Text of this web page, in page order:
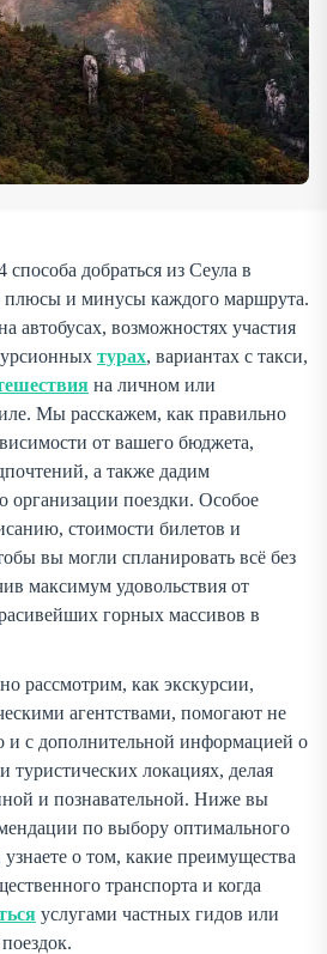
добраться из Сеула в
плюсы и минусы каждого маршрута.
автобусах, возможностях участия
турах, вариантах с такси,
на личном или
Мы расскажем, как правильно
от вашего бюджета,
а также дадим
организации поездки. Особое
стоимости билетов и
вы могли спланировать всё без
максимум удовольствия от
горных массивов в
рассмотрим, как экскурсии,
агентствами, помогают не
и с дополнительной информацией о
туристических локациях, делая
и познавательной. Ниже вы
по выбору оптимального
о том, какие преимущества
транспорта и когда
услугами частных гидов или